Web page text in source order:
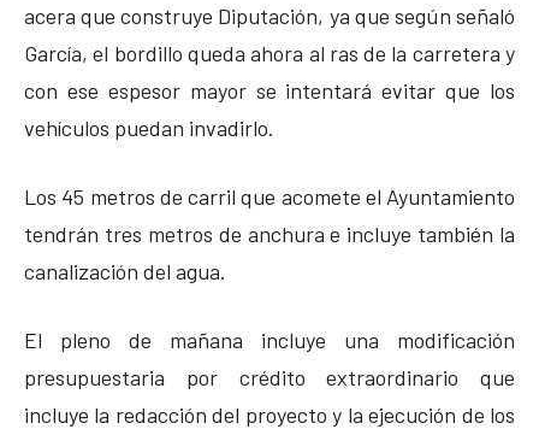
acera que construye Diputación, ya que según señaló
García, el bordillo queda ahora al ras de la carretera y
con ese espesor mayor se intentará evitar que los
vehículos puedan invadirlo.
Los 45 metros de carril que acomete el Ayuntamiento
tendrán tres metros de anchura e incluye también la
canalización del agua.
El pleno de mañana incluye una modificación
presupuestaria por crédito extraordinario que
incluye la redacción del proyecto y la ejecución de los